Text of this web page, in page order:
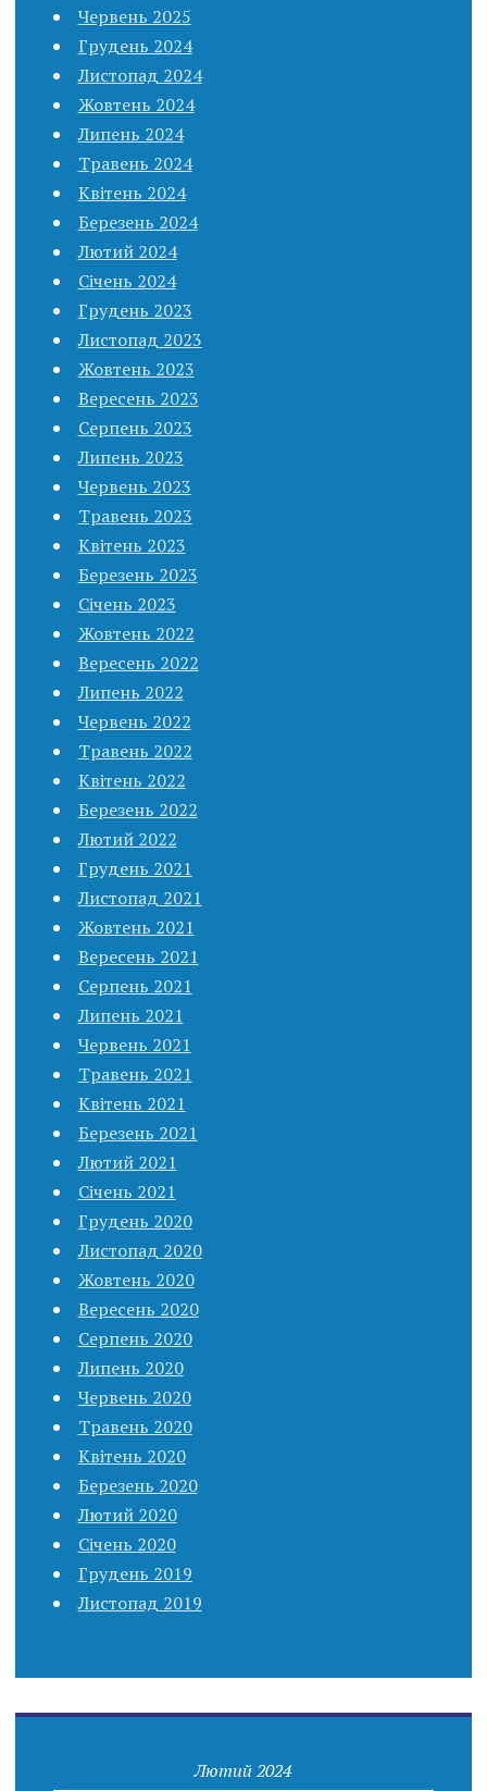
Червень 2025
Грудень 2024
Листопад 2024
Жовтень 2024
Липень 2024
Травень 2024
Квітень 2024
Березень 2024
Лютий 2024
Січень 2024
Грудень 2023
Листопад 2023
Жовтень 2023
Вересень 2023
Серпень 2023
Липень 2023
Червень 2023
Травень 2023
Квітень 2023
Березень 2023
Січень 2023
Жовтень 2022
Вересень 2022
Липень 2022
Червень 2022
Травень 2022
Квітень 2022
Березень 2022
Лютий 2022
Грудень 2021
Листопад 2021
Жовтень 2021
Вересень 2021
Серпень 2021
Липень 2021
Червень 2021
Травень 2021
Квітень 2021
Березень 2021
Лютий 2021
Січень 2021
Грудень 2020
Листопад 2020
Жовтень 2020
Вересень 2020
Серпень 2020
Липень 2020
Червень 2020
Травень 2020
Квітень 2020
Березень 2020
Лютий 2020
Січень 2020
Грудень 2019
Листопад 2019
Лютий 2024